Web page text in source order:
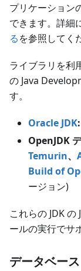
プリケーション
できます。詳細
るを参照してく
ライブラリを利
の Java
す。
Oracle JDK:
OpenJDK
Temurin、
Build of
ージョン)
これらの JDK
ールの実行でサ
データベース